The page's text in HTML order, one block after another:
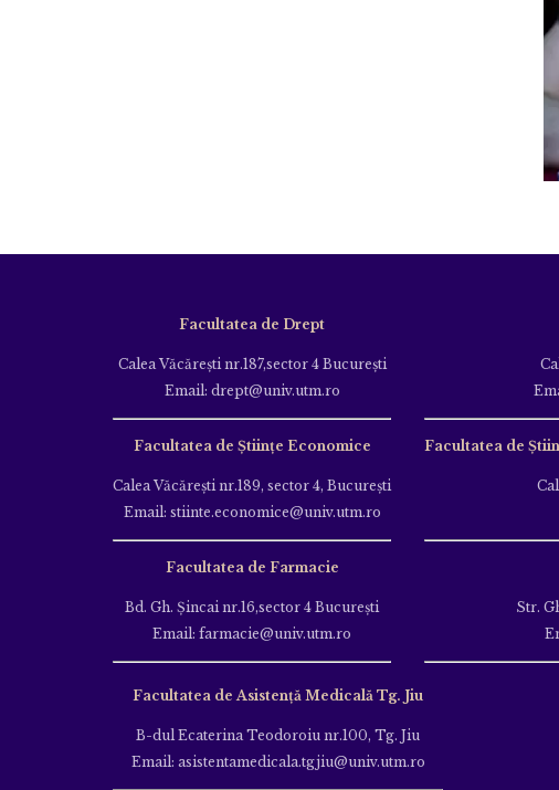
Facultatea de Drept
Calea Văcăreşti nr.187,sector 4 Bucureşti
Email: drept@univ.utm.ro
Facultatea de Științe Economice
Calea Văcăreşti nr.189, sector 4, Bucureşti
Email: stiinte.economice@univ.utm.ro
Facultatea de Farmacie
Bd. Gh. Şincai nr.16,sector 4 Bucureşti
Email: farmacie@univ.utm.ro
Facultatea de
Str.
Facultatea de Asistență Medicală Tg. Jiu
B-dul Ecaterina Teodoroiu nr.100, Tg. Jiu
Email: asistentamedicala.tgjiu@univ.utm.ro